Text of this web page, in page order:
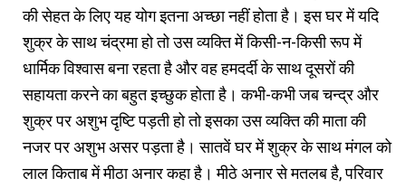
की सेहत के लिए यह योग इतना अच्छा नहीं होता है। इस घर में यदि
शुक्र के साथ चंद्रमा हो तो उस व्यक्ति में किसी-न-किसी रूप में
धार्मिक विश्वास बना रहता है और वह हमदर्दी के साथ दूसरों की
सहायता करने का बहुत इच्छुक होता है। कभी-कभी जब चन्द्र और
शुक्र पर अशुभ दृष्टि पड़ती हो तो इसका उस व्यक्ति की माता की
नजरपर अशुभ असर पड़ता है। सातवें घर में शुक्र के साथ मंगल को
लाल किताब में मीठा अनार कहा है। मीठे अनार से मतलब है, परिवार